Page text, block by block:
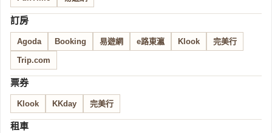
訂房
Agoda Booking 易遊網 e路東瀛 Klook 完美行
Trip.com
票券
Klook KKday 完美行
租車